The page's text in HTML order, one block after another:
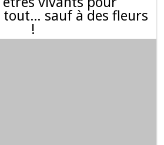
tout… sauf à des fleurs
!